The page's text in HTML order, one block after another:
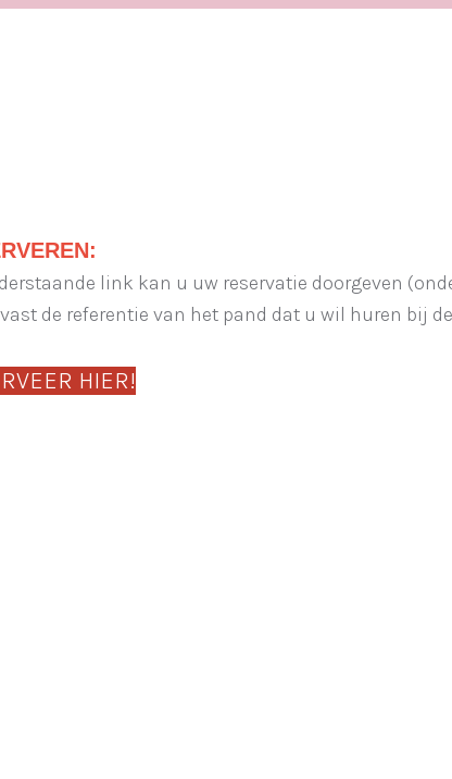
link kan u uw reservatie doorgeven
de referentie van het pand dat u wil huren bij
HIER!